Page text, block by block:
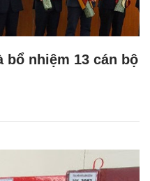
bổ nhiệm 13 cán bộ